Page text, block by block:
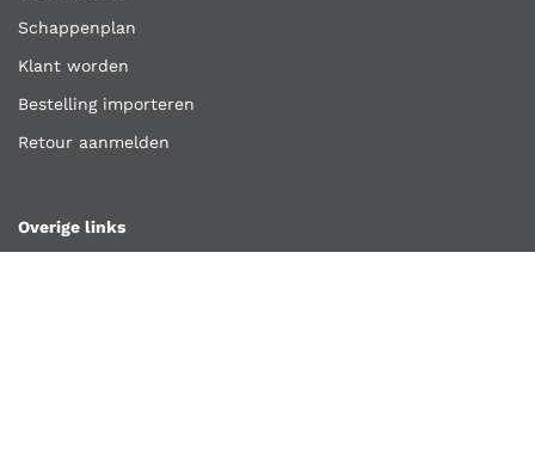
Schappenplan
Klant worden
Bestelling importeren
Retour aanmelden
Overige links